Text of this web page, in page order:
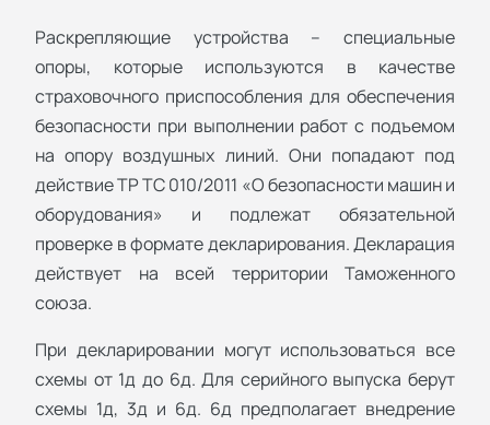
Раскрепляющие устройства – специальные
опоры, которые используются в качестве
страховочного приспособления для обеспечения
безопасности при выполнении работ с подъемом
на опору воздушных линий. Они попадают под
действие ТР ТС 010/2011 «О безопасности машин и
оборудования» и подлежат обязательной
проверке в формате декларирования. Декларация
действует на всей территории Таможенного
союза.
При декларировании могут использоваться все
схемы от 1д до 6д. Для серийного выпуска берут
схемы 1д, 3д и 6д. 6д предполагает внедрение